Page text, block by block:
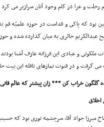
رحلت و عزا در کام وجود آنان سرازیر مى کرد
بود که پاکى و قداست در حوزه علمیّه
عبدالکریم حائرى به میان گذارده شده و
ملکوتى و عبادى این فرزانه عارف آشنا بودند
مى گرفت و در قنوت نمازهاى نافله این بیت
گلگون خراب کن *** زان پیشتر که عالم
میرزا جواد آقا، سرچشمه نورى بود که